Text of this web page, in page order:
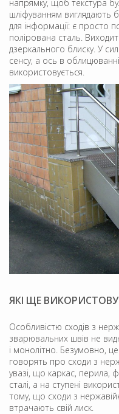
напрямку, щоб текстура
шліфуванням виглядають
для інформації: є просто
полірована сталь.
дзеркального блиску. У
сенсу, а ось в
використовується.
ЯКІ ЩЕ
Особливістю сходів з
зварювальних швів не
і монолітно. Безумовно,
говорять про сходи з
увазі, що каркас, перила,
сталі, а на ступені
тому, що сходи з
втрачають свій лиск.